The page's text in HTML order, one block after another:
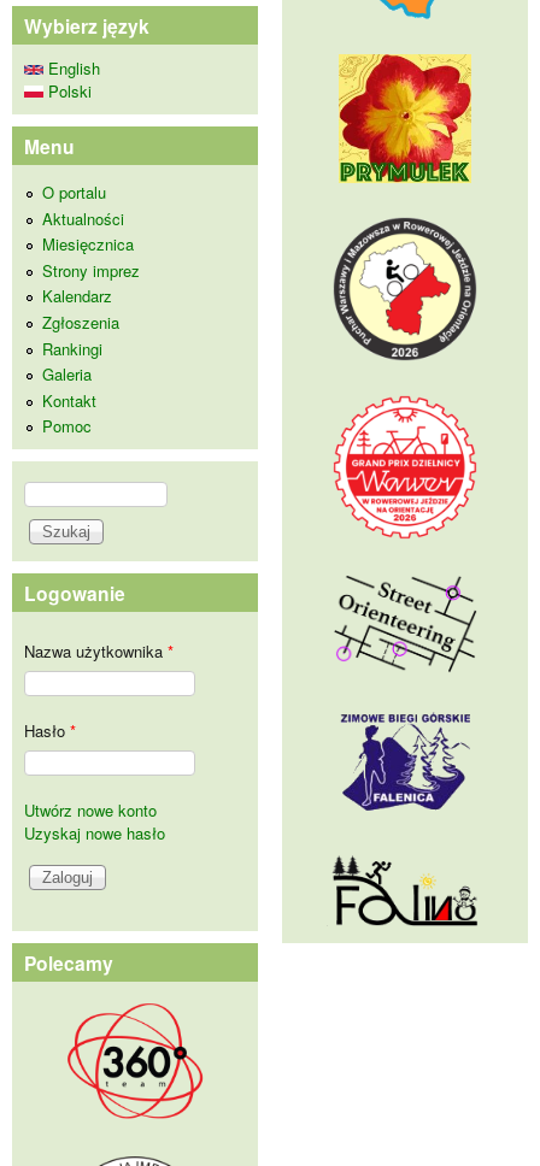
Wybierz język
English
Polski
Menu
O portalu
Aktualności
Miesięcznica
Strony imprez
Kalendarz
Zgłoszenia
Rankingi
Galeria
Kontakt
Pomoc
Formularz wyszukiwania
Szukaj
Logowanie
Nazwa użytkownika *
Hasło *
Utwórz nowe konto
Uzyskaj nowe hasło
Polecamy